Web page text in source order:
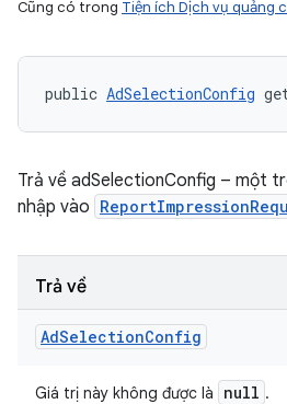
Cũng có trong Tiện ích Dịch vụ quảng
public AdSelectionConfig
Trả về adSelectionConfig – một
nhập vào
Trả về
AdSelectionConfig
Giá trị này không được là null .